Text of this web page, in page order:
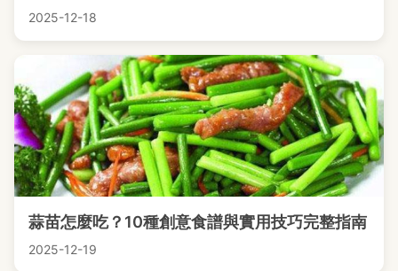
2025-12-18
蒜苗怎麼吃？10種創意食譜與實用技巧完整指南
2025-12-19